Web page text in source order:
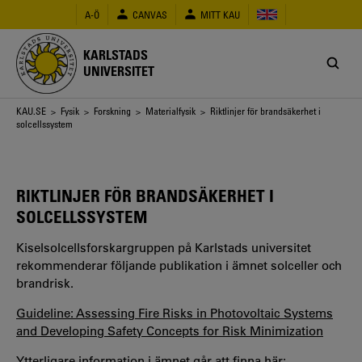
huvudinnehåll
A-Ö CANVAS MITT KAU
KARLSTADS
UNIVERSITET
Länkstig
KAU.SE > Fysik > Forskning > Materialfysik > Riktlinjer för brandsäkerhet i
solcellssystem
RIKTLINJER FÖR BRANDSÄKERHET I
SOLCELLSSYSTEM
Kiselsolcellsforskargruppen på Karlstads universitet
rekommenderar följande publikation i ämnet solceller och
brandrisk.
Guideline: Assessing Fire Risks in Photovoltaic Systems
and Developing Safety Concepts for Risk Minimization